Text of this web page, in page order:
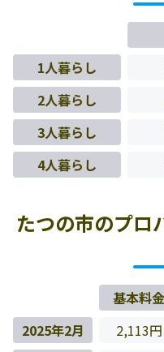
1人暮らし
2人暮らし
3人暮らし
4人暮らし
たつの市のプロ
基本料金
2025年2月
2,113円